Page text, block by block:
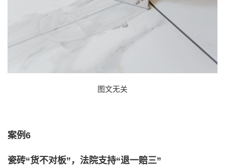
图文无关
案例6
瓷砖“货不对板”，法院支持“退一赔三”